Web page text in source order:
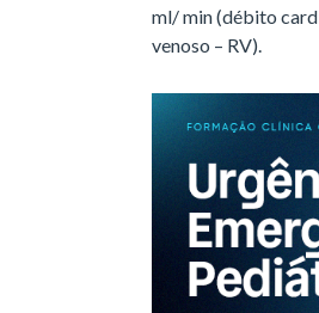
ml/ min (débito
venoso – RV).